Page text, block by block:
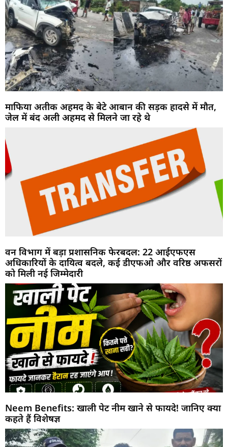
माफिया अतीक अहमद के बेटे आबान की सड़क हादसे में मौत,
जेल में बंद अली अहमद से मिलने जा रहे थे
वन विभाग में बड़ा प्रशासनिक फेरबदल: 22 आईएफएस
अधिकारियों के दायित्व बदले, कई डीएफओ और वरिष्ठ अफसरों
को मिली नई जिम्मेदारी
Neem Benefits: खाली पेट नीम खाने से फायदे! जानिए क्या
कहते हैं विशेषज्ञ